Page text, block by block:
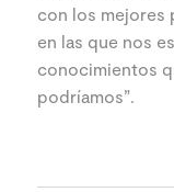
con los mejores
en las que nos
conocimientos
podríamos”.